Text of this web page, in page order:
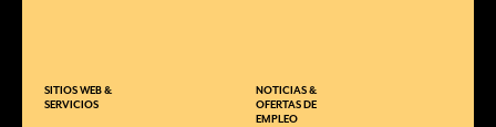
SITIOS WEB &
SERVICIOS
NOTICIAS &
OFERTAS DE
EMPLEO